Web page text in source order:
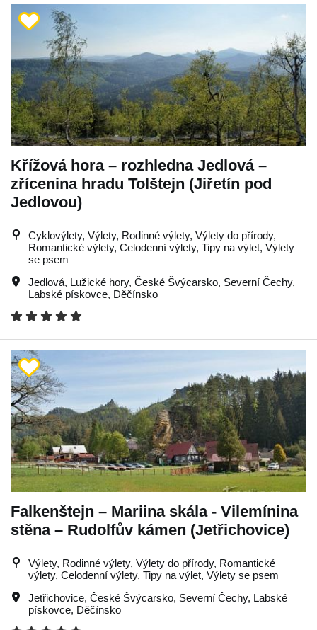
Křížová hora – rozhledna Jedlová –
zřícenina hradu Tolštejn (Jiřetín pod
Jedlovou)
Cyklovýlety, Výlety, Rodinné výlety, Výlety do přírody,
Romantické výlety, Celodenní výlety, Tipy na výlet, Výlety
se psem
Jedlová, Lužické hory, České Švýcarsko, Severní Čechy,
Labské pískovce, Děčínsko
Falkenštejn – Mariina skála - Vilemínina
stěna – Rudolfův kámen (Jetřichovice)
Výlety, Rodinné výlety, Výlety do přírody, Romantické
výlety, Celodenní výlety, Tipy na výlet, Výlety se psem
Jetřichovice, České Švýcarsko, Severní Čechy, Labské
pískovce, Děčínsko